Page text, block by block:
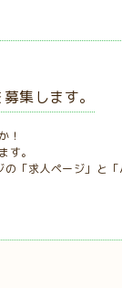
集します。
！
す。
「求人ページ」と